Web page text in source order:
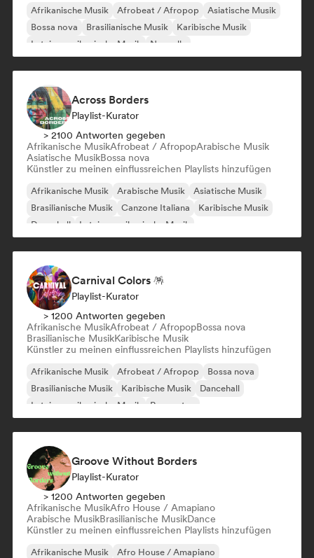
Afrikanische Musik Afrobeat / Afropop
Asiatische Musik
Bossa nova
Brasilianische Musik
Karibische Musik
Lateinamerikanische Musik
Nouvelle
Across Borders
Playlist-Kurator
> 2100 Antworten gegeben
Afrikanische MusikAfrobeat / AfropopArabische Musik
Asiatische MusikBossa nova
Künstler zu meinen einflussreichen Playlists hinzufügen
Afrikanische Musik Arabische Musik
Asiatische Musik
Brasilianische Musik
Canzone Italiana
Karibische Musik
Dancehall
Lateinamerikanische Musik
Carnival Colors 🪅
Playlist-Kurator
> 1200 Antworten gegeben
Afrikanische MusikAfrobeat / AfropopBossa nova
Brasilianische MusikKaribische Musik
Künstler zu meinen einflussreichen Playlists hinzufügen
Afrikanische Musik Afrobeat / Afropop
Bossa nova
Brasilianische Musik
Karibische Musik
Dancehall
Lateinamerikanische Musik
Reggaeton
Groove Without Borders
Playlist-Kurator
> 1200 Antworten gegeben
Afrikanische MusikAfro House / Amapiano
Arabische MusikBrasilianische MusikDance
Künstler zu meinen einflussreichen Playlists hinzufügen
Afrikanische Musik
Afro House / Amapiano